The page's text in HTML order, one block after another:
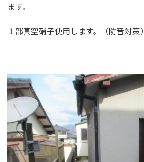
ます。
１部真空硝子使用します。（防音対策）